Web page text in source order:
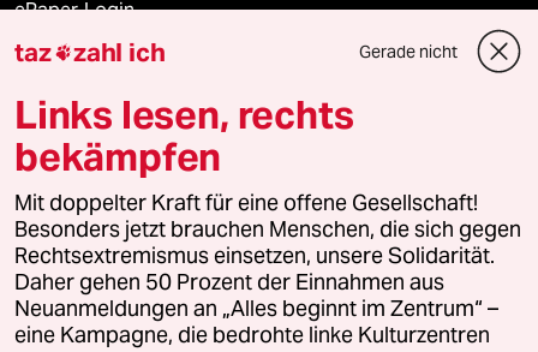
ePaper Login
Downloads für Abonnierende
© 2026 taz Verlags und Vertriebs GmbH
Alle Rechte vorbehalten. Bei rechtlichen Fragen oder für Genehmigungen
wenden Sie sich bitte an
lizenzen@taz.de
Feedback Redaktionsstatut Kommune-Richtlinien
taz zahl ich Gerade nicht
Links lesen, rechts
bekämpfen
Mit doppelter Kraft für eine offene Gesellschaft!
Besonders jetzt brauchen Menschen, die sich gegen
Rechtsextremismus einsetzen, unsere Solidarität.
Daher gehen 50 Prozent der Einnahmen aus
Neuanmeldungen an „Alles beginnt im Zentrum“ –
eine Kampagne, die bedrohte linke Kulturzentren